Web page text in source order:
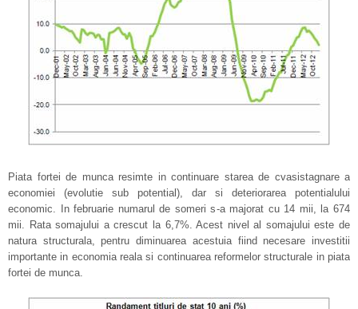
Piata fortei de munca resimte in continuare starea de cvasistagnare a
economiei (evolutie sub potential), dar si deteriorarea potentialului
economic. In februarie numarul de someri s-a majorat cu 14 mii, la 674
mii. Rata somajului a crescut la 6,7%. Acest nivel al somajului este de
natura structurala, pentru diminuarea acestuia fiind necesare investitii
importante in economia reala si continuarea reformelor structurale in piata
fortei de munca.